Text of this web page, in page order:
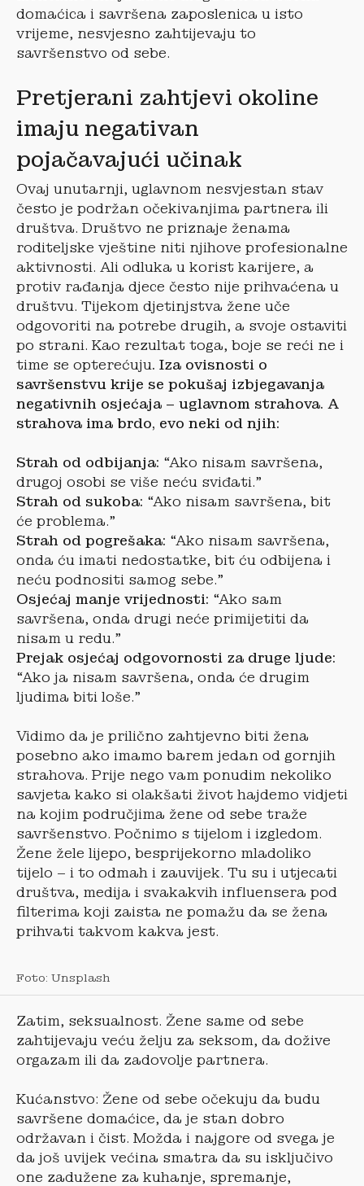
domaćica i savršena zaposlenica u isto
vrijeme, nesvjesno zahtijevaju to
savršenstvo od sebe.
Pretjerani zahtjevi okoline
imaju negativan
pojačavajući učinak
Ovaj unutarnji, uglavnom nesvjestan stav
često je podržan očekivanjima partnera ili
društva. Društvo ne priznaje ženama
roditeljske vještine niti njihove profesionalne
aktivnosti. Ali odluka u korist karijere, a
protiv rađanja djece često nije prihvaćena u
društvu. Tijekom djetinjstva žene uče
odgovoriti na potrebe drugih, a svoje ostaviti
po strani. Kao rezultat toga, boje se reći ne i
time se opterećuju. Iza ovisnosti o
savršenstvu krije se pokušaj izbjegavanja
negativnih osjećaja – uglavnom strahova. A
strahova ima brdo, evo neki od njih:
Strah od odbijanja: “Ako nisam savršena,
drugoj osobi se više neću sviđati.”
Strah od sukoba: “Ako nisam savršena, bit
će problema.”
Strah od pogrešaka: “Ako nisam savršena,
onda ću imati nedostatke, bit ću odbijena i
neću podnositi samog sebe.”
Osjećaj manje vrijednosti: “Ako sam
savršena, onda drugi neće primijetiti da
nisam u redu.”
Prejak osjećaj odgovornosti za druge ljude:
“Ako ja nisam savršena, onda će drugim
ljudima biti loše.”
Vidimo da je prilično zahtjevno biti žena
posebno ako imamo barem jedan od gornjih
strahova. Prije nego vam ponudim nekoliko
savjeta kako si olakšati život hajdemo vidjeti
na kojim područjima žene od sebe traže
savršenstvo. Počnimo s tijelom i izgledom.
Žene žele lijepo, besprijekorno mladoliko
tijelo – i to odmah i zauvijek. Tu su i utjecati
društva, medija i svakakvih influensera pod
filterima koji zaista ne pomažu da se žena
prihvati takvom kakva jest.
Foto: Unsplash
Zatim, seksualnost. Žene same od sebe
zahtijevaju veću želju za seksom, da dožive
orgazam ili da zadovolje partnera.
Kućanstvo: Žene od sebe očekuju da budu
savršene domaćice, da je stan dobro
održavan i čist. Možda i najgore od svega je
da još uvijek većina smatra da su isključivo
one zadužene za kuhanje, spremanje,